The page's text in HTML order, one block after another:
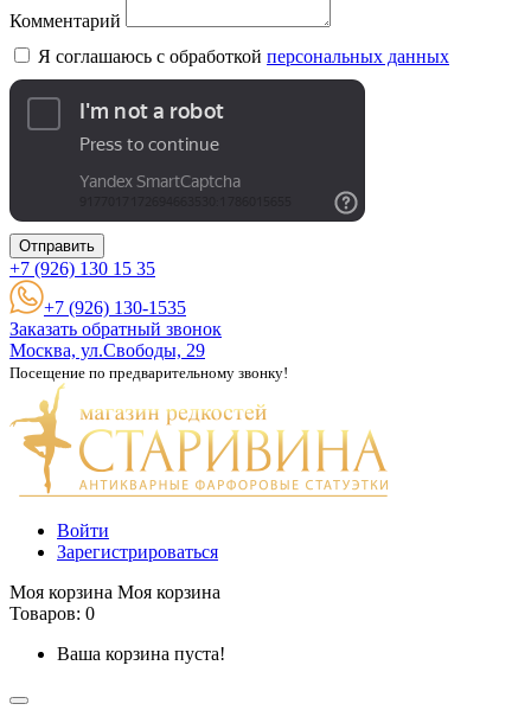
Комментарий
Я соглашаюсь с обработкой персональных данных
Отправить
+7 (926) 130 15 35
+7 (926) 130-1535
Заказать обратный звонок
Москва, ул.Свободы, 29
Посещение по предварительному звонку!
Войти
Зарегистрироваться
Моя корзина Моя корзина
Товаров: 0
Ваша корзина пуста!